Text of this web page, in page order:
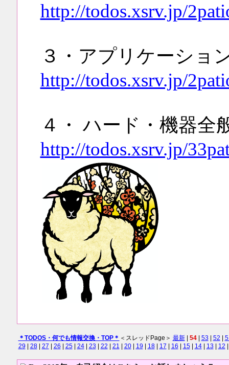
http://todos.xsrv.jp/
３・アプリケーショ
http://todos.xsrv.jp/
４・ ハード・機器全
http://todos.xsrv.jp/
＊TODOS・何でも情報交換・TOP＊ ＜スレッドPage＞ 最新| 54| 53 52
29
28| 27 26 25| 24| 23 22 21 20| 19 18| 17 16 15| 14| 13 12